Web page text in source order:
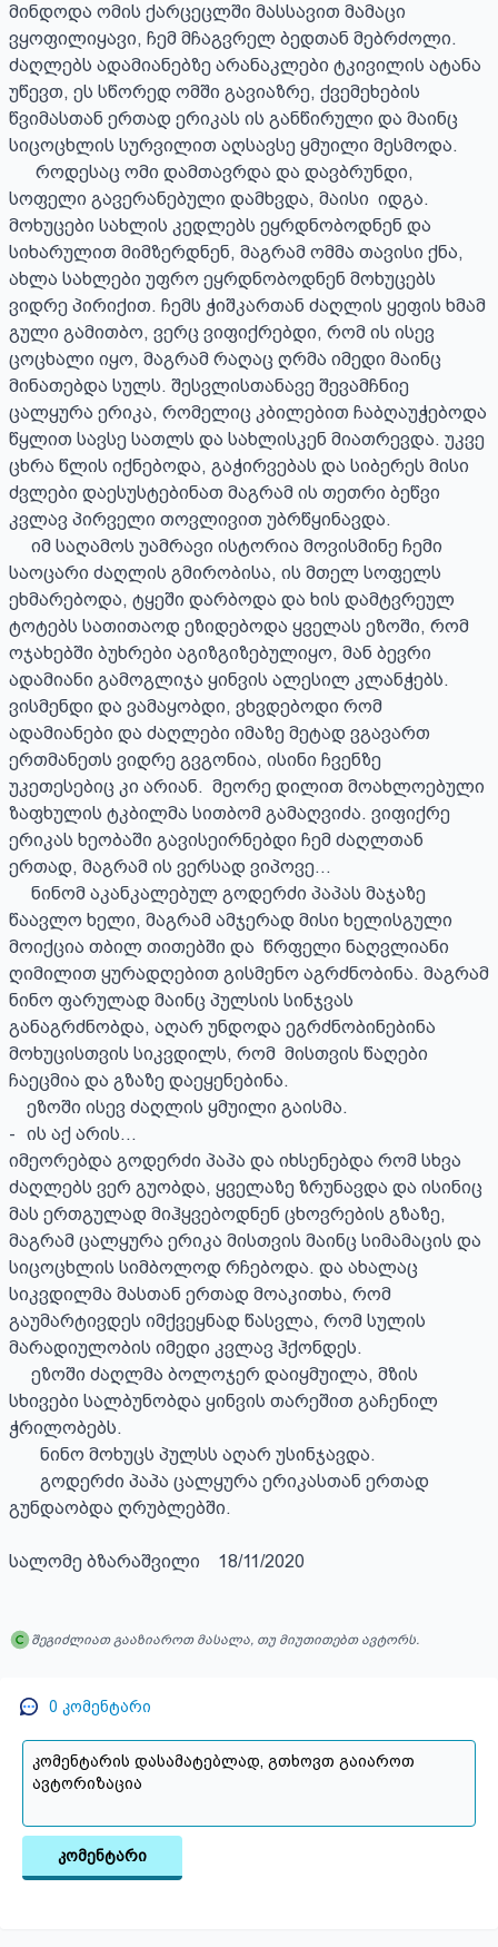
მინდოდა ომის ქარცეცლში მასსავით მამაცი
ვყოფილიყავი, ჩემ მჩაგვრელ ბედთან მებრძოლი.
ძაღლებს ადამიანებზე არანაკლები ტკივილის ატანა
უწევთ, ეს სწორედ ომში გავიაზრე, ქვემეხების
წვიმასთან ერთად ერიკას ის განწირული და მაინც
სიცოცხლის სურვილით აღსავსე ყმუილი მესმოდა.
სოფელი გავერანებული დამხვდა, მაისი  იდგა.
მოხუცები სახლის კედლებს ეყრდნობოდნენ და
სიხარულით მიმზერდნენ, მაგრამ ომმა თავისი ქნა,
ახლა სახლები უფრო ეყრდნობოდნენ მოხუცებს
ვიდრე პირიქით. ჩემს ჭიშკართან ძაღლის ყეფის ხმამ
გული გამითბო, ვერც ვიფიქრებდი, რომ ის ისევ
ცოცხალი იყო, მაგრამ რაღაც ღრმა იმედი მაინც
მინათებდა სულს. შესვლისთანავე შევამჩნიე
ცალყურა ერიკა, რომელიც კბილებით ჩაბღაუჭებოდა
წყლით სავსე სათლს და სახლისკენ მიათრევდა. უკვე
ცხრა წლის იქნებოდა, გაჭირვებას და სიბერეს მისი
ძვლები დაესუსტებინათ მაგრამ ის თეთრი ბეწვი
კვლავ პირველი თოვლივით უბრწყინავდა.
საოცარი ძაღლის გმირობისა, ის მთელ სოფელს
ეხმარებოდა, ტყეში დარბოდა და ხის დამტვრეულ
ტოტებს სათითაოდ ეზიდებოდა ყველას ეზოში, რომ
ოჯახებში ბუხრები აგიზგიზებულიყო, მან ბევრი
ადამიანი გამოგლიჯა ყინვის ალესილ კლანჭებს.
ვისმენდი და ვამაყობდი, ვხვდებოდი რომ
ადამიანები და ძაღლები იმაზე მეტად ვგავართ
ერთმანეთს ვიდრე გვგონია, ისინი ჩვენზე
უკეთესებიც კი არიან.  მეორე დილით მოახლოებული
ზაფხულის ტკბილმა სითბომ გამაღვიძა. ვიფიქრე
ერიკას ხეობაში გავისეირნებდი ჩემ ძაღლთან
ერთად, მაგრამ ის ვერსად ვიპოვე...
წაავლო ხელი, მაგრამ ამჯერად მისი ხელისგული
მოიქცია თბილ თითებში და  წრფელი ნაღვლიანი
ღიმილით ყურადღებით გისმენო აგრძნობინა. მაგრამ
ნინო ფარულად მაინც პულსის სინჯვას
განაგრძნობდა, აღარ უნდოდა ეგრძნობინებინა
მოხუცისთვის სიკვდილს, რომ  მისთვის წაღები
ჩაეცმია და გზაზე დაეყენებინა.
-	ის აქ არის...
იმეორებდა გოდერძი პაპა და იხსენებდა რომ სხვა
ძაღლებს ვერ გუობდა, ყველაზე ზრუნავდა და ისინიც
მას ერთგულად მიჰყვებოდნენ ცხოვრების გზაზე,
მაგრამ ცალყურა ერიკა მისთვის მაინც სიმამაცის და
სიცოცხლის სიმბოლოდ რჩებოდა. და ახალაც
სიკვდილმა მასთან ერთად მოაკითხა, რომ
გაუმარტივდეს იმქვეყნად წასვლა, რომ სულის
მარადიულობის იმედი კვლავ ჰქონდეს.
სხივები სალბუნობდა ყინვის თარეშით გაჩენილ
ჭრილობებს.
გუნდაობდა ღრუბლებში.
სალომე ბზარაშვილი    18/11/2020
შეგიძლიათ გააზიაროთ მასალა, თუ მიუთითებთ ავტორს.
0 კომენტარი
კომენტარი